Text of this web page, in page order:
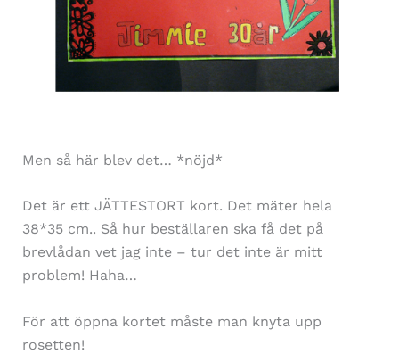
Men så här blev det… *nöjd*
Det är ett JÄTTESTORT kort. Det mäter hela
38*35 cm.. Så hur beställaren ska få det på
brevlådan vet jag inte – tur det inte är mitt
problem! Haha…
För att öppna kortet måste man knyta upp
rosetten!